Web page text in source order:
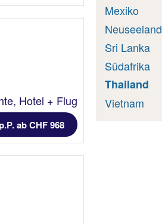
Hotel + Flug
ab CHF 968
Mexiko
Neuseeland
Sri Lanka
Südafrika
Thailand
Vietnam